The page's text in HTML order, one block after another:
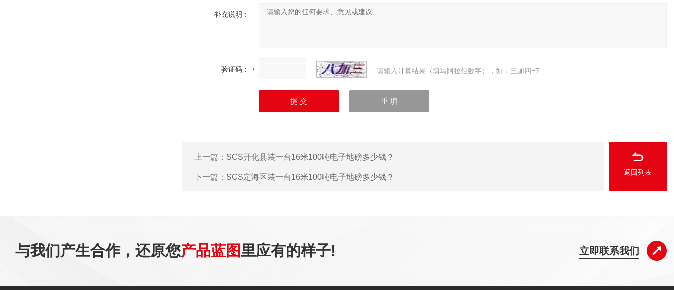
补充说明：
验证码： 请输入计算结果（填写阿拉伯数字），如：三加四=7
上一篇： SCS开化县装一台16米100吨电子地磅多少钱？
下一篇： SCS定海区装一台16米100吨电子地磅多少钱？
返回列表
与我们产生合作，还原您产品蓝图里应有的样子! 立即联系我们